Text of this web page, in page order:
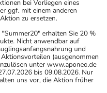
bei Vorliegen eines
ggf. mit einem anderen
zu ersetzen.
erhalten Sie 20 %
Nicht anwendbar auf
und
(ausgenommen
unter www.aponeo.de
bis 09.08.2026. Nur
uns vor, die Aktion früher